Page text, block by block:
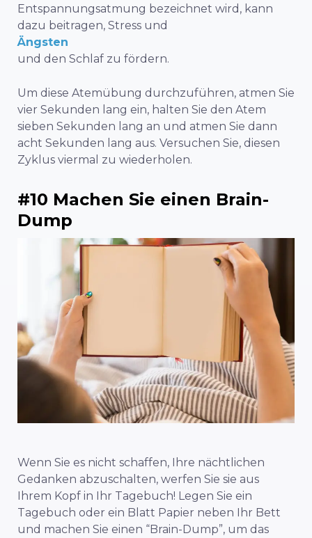
Entspannungsatmung bezeichnet wird, kann
dazu beitragen, Stress und
Ängsten
und den Schlaf zu fördern.
Um diese Atemübung durchzuführen, atmen Sie
vier Sekunden lang ein, halten Sie den Atem
sieben Sekunden lang an und atmen Sie dann
acht Sekunden lang aus. Versuchen Sie, diesen
Zyklus viermal zu wiederholen.
#10 Machen Sie einen Brain-
Dump
Wenn Sie es nicht schaffen, Ihre nächtlichen
Gedanken abzuschalten, werfen Sie sie aus
Ihrem Kopf in Ihr Tagebuch! Legen Sie ein
Tagebuch oder ein Blatt Papier neben Ihr Bett
und machen Sie einen “Brain-Dump”, um das